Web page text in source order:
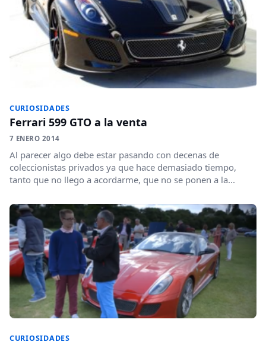
CURIOSIDADES
Ferrari 599 GTO a la venta
7 ENERO 2014
Al parecer algo debe estar pasando con decenas de
coleccionistas privados ya que hace demasiado tiempo,
tanto que no llego a acordarme, que no se ponen a la...
CURIOSIDADES